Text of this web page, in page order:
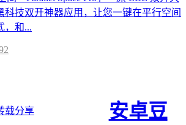
科技双开神器应用，让您一键在平行空间
，和...
载分享
安卓豆